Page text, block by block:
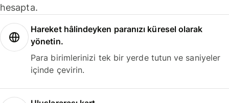
hesapta.
Hareket hâlindeyken paranızı küresel olarak
yönetin.
Para birimlerinizi tek bir yerde tutun ve saniyeler
içinde çevirin.